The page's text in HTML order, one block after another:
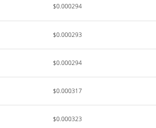
$0.000294
$0.000293
$0.000294
$0.000317
$0.000323